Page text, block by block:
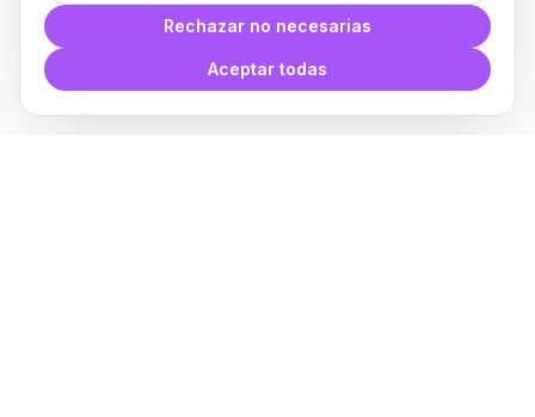
Rechazar no necesarias
Aceptar todas